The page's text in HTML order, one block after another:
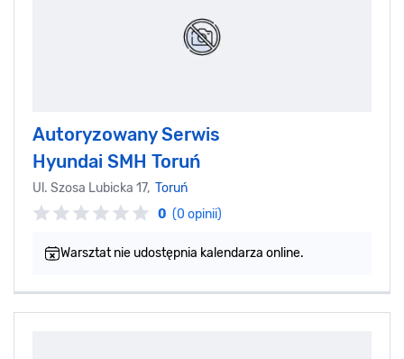
Autoryzowany Serwis
Hyundai SMH Toruń
Ul. Szosa Lubicka 17, Toruń
0 (0 opinii)
Warsztat nie udostępnia kalendarza online.